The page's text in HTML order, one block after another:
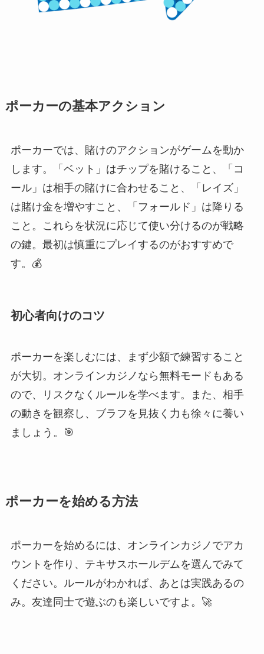
ポーカーの基本アクション
ポーカーでは、賭けのアクションがゲームを動か
します。「ベット」はチップを賭けること、「コ
ール」は相手の賭けに合わせること、「レイズ」
は賭け金を増やすこと、「フォールド」は降りる
こと。これらを状況に応じて使い分けるのが戦略
の鍵。最初は慎重にプレイするのがおすすめで
す。💰
初心者向けのコツ
ポーカーを楽しむには、まず少額で練習すること
が大切。オンラインカジノなら無料モードもある
ので、リスクなくルールを学べます。また、相手
の動きを観察し、ブラフを見抜く力も徐々に養い
ましょう。🎯
ポーカーを始める方法
ポーカーを始めるには、オンラインカジノでアカ
ウントを作り、テキサスホールデムを選んでみて
ください。ルールがわかれば、あとは実践あるの
み。友達同士で遊ぶのも楽しいですよ。🚀